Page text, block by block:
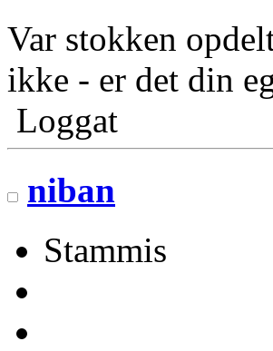
Var stokken
ikke - er det din
Loggat
niban
Stammis